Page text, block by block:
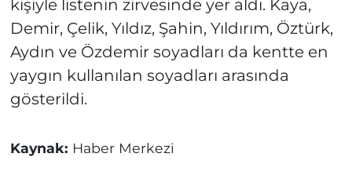
kişiyle listenin zirvesinde yer aldı. Kaya,
Demir, Çelik, Yıldız, Şahin, Yıldırım, Öztürk,
Aydın ve Özdemir soyadları da kentte en
yaygın kullanılan soyadları arasında
gösterildi.
Kaynak: Haber Merkezi